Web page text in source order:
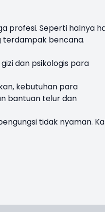
profesi. Seperti halnya
bencana.
dan psikologis para
kebutuhan para
bantuan telur dan
tidak nyaman.